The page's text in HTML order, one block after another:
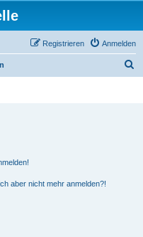
Anmelden
Registrieren
aber nicht mehr anmelden?!